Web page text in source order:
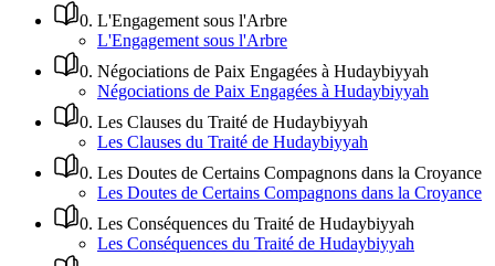
0. L'Engagement sous l'Arbre
L'Engagement sous l'Arbre
0. Négociations de Paix Engagées à Hudaybiyyah
Négociations de Paix Engagées à Hudaybiyyah
0. Les Clauses du Traité de Hudaybiyyah
Les Clauses du Traité de Hudaybiyyah
0. Les Doutes de Certains Compagnons dans la Croyance
Les Doutes de Certains Compagnons dans la Croyance
0. Les Conséquences du Traité de Hudaybiyyah
Les Conséquences du Traité de Hudaybiyyah